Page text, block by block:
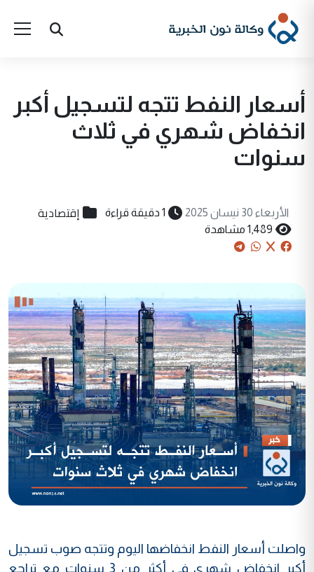
أسعار النفط تتجه لتسجيل أكبر
انخفاض شهري في ثلاث
سنوات
الأربعاء 30 نيسان 2025 1 دقيقة قراءة إقتصادية
1,489 مشاهدة
واصلت أسعار النفط انخفاضها اليوم وتتجه صوب تسجيل
أكبر انخفاض شهري في أكثر من 3 سنوات مع تراجع